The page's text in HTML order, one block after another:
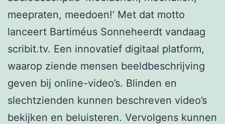
meepraten, meedoen!’ Met dat motto
lanceert Bartiméus Sonneheerdt vandaag
scribit.tv. Een innovatief digitaal platform,
waarop ziende mensen beeldbeschrijving
geven bij online-video’s. Blinden en
slechtzienden kunnen beschreven video’s
bekijken en beluisteren. Vervolgens kunnen